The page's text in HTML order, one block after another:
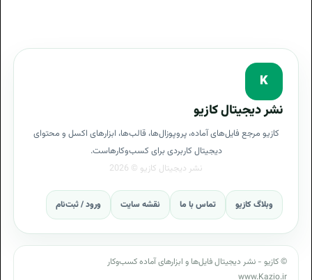
K
نشر دیجیتال کازیو
کازیو مرجع فایل‌های آماده، پروپوزال‌ها، قالب‌ها، ابزارهای اکسل و محتوای
دیجیتال کاربردی برای کسب‌وکارهاست.
وبلاگ کازیو تماس با ما نقشه سایت ورود / ثبت‌نام
© کازیو - نشر دیجیتال فایل‌ها و ابزارهای آماده کسب‌وکار
www.Kazio.ir